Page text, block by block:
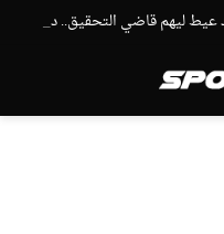
أيت منا: “كاع لي كانو كيساعدو الوداد عيط ليهم قاضي التحقيق.. دابا حتى شي واحد ما بقا باغي يعاون”